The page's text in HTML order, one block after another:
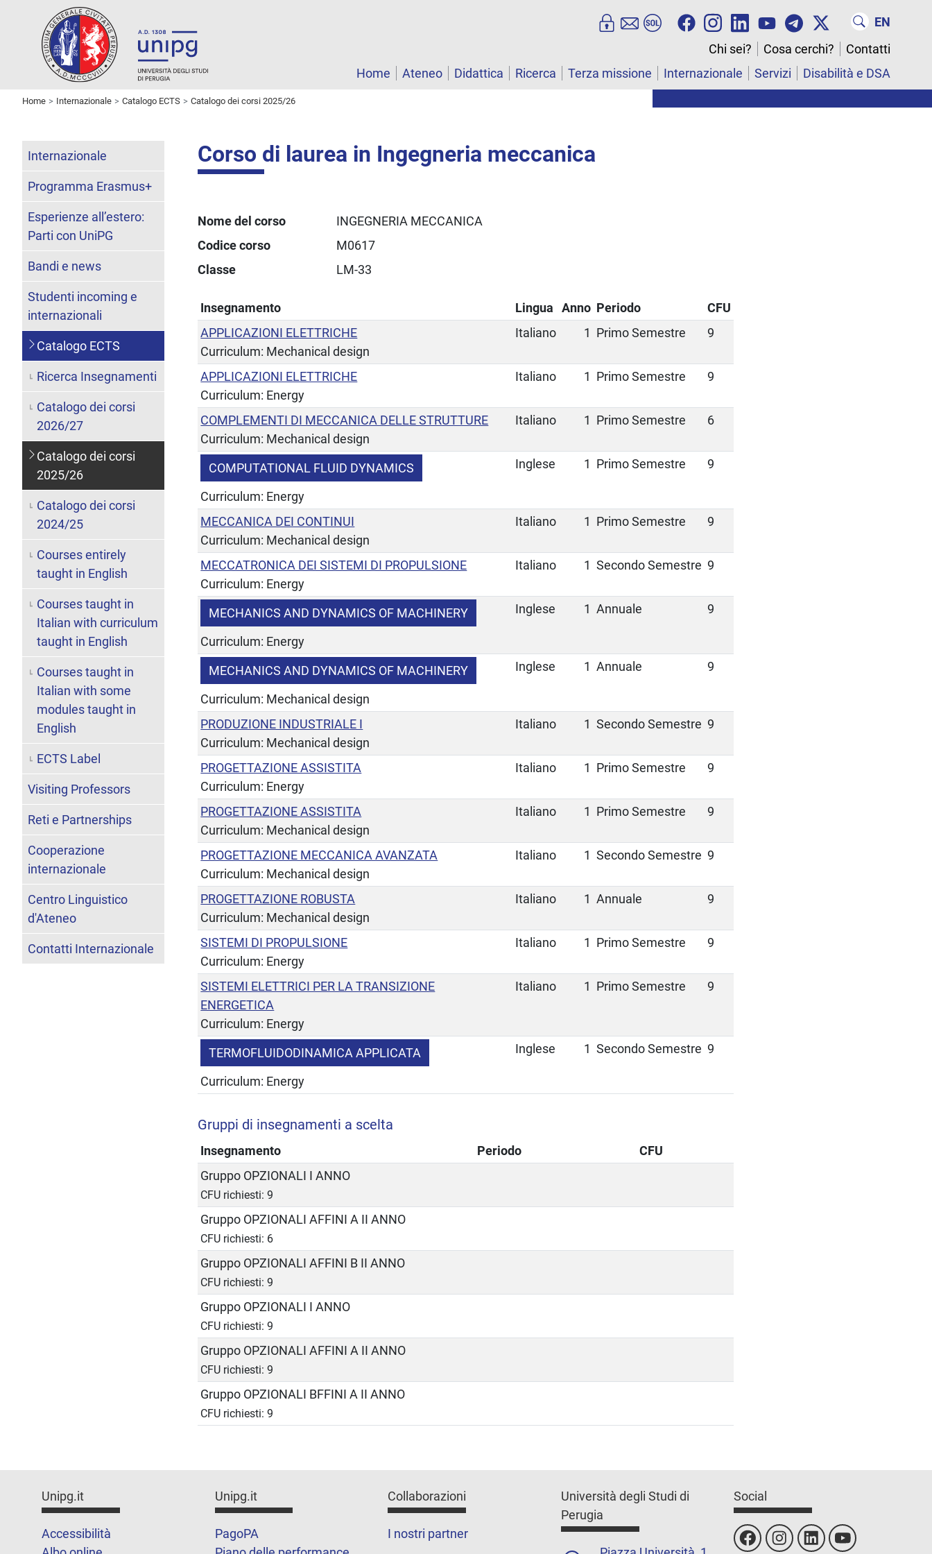
EN
Chi sei?
Cosa cerchi?
Contatti
Home
Ateneo Didattica Ricerca Terza missione Internazionale Servizi Disabilità e DSA
Home Internazionale Catalogo ECTS Catalogo dei corsi 2025/26
Corso di laurea in Ingegneria meccanica
Nome del corso
INGEGNERIA MECCANICA
Codice corso
M0617
Classe
LM-33
Insegnamento Lingua Anno Periodo
CFU
APPLICAZIONI ELETTRICHE
Curriculum: Mechanical design
Italiano 1 Primo Semestre 9
APPLICAZIONI ELETTRICHE
Curriculum: Energy
Italiano 1 Primo Semestre 9
COMPLEMENTI DI MECCANICA DELLE STRUTTURE
Curriculum: Mechanical design
Italiano 1 Primo Semestre 6
COMPUTATIONAL FLUID DYNAMICS
Curriculum: Energy
Inglese 1 Primo Semestre 9
MECCANICA DEI CONTINUI
Curriculum: Mechanical design
Italiano 1 Primo Semestre 9
MECCATRONICA DEI SISTEMI DI PROPULSIONE
Curriculum: Energy
Italiano 1 Secondo Semestre 9
MECHANICS AND DYNAMICS OF MACHINERY
Curriculum: Energy
Inglese 1 Annuale 9
MECHANICS AND DYNAMICS OF MACHINERY
Curriculum: Mechanical design
Inglese 1 Annuale 9
PRODUZIONE INDUSTRIALE I
Curriculum: Mechanical design
Italiano 1 Secondo Semestre 9
PROGETTAZIONE ASSISTITA
Curriculum: Energy
Italiano 1 Primo Semestre 9
PROGETTAZIONE ASSISTITA
Curriculum: Mechanical design
Italiano 1 Primo Semestre 9
PROGETTAZIONE MECCANICA AVANZATA
Curriculum: Mechanical design
Italiano 1 Secondo Semestre 9
PROGETTAZIONE ROBUSTA
Curriculum: Mechanical design
Italiano 1 Annuale 9
SISTEMI DI PROPULSIONE
Curriculum: Energy
Italiano 1 Primo Semestre 9
SISTEMI ELETTRICI PER LA TRANSIZIONE
ENERGETICA
Curriculum: Energy
Italiano 1 Primo Semestre 9
TERMOFLUIDODINAMICA APPLICATA
Curriculum: Energy
Inglese 1 Secondo Semestre 9
Gruppi di insegnamenti a scelta
Insegnamento Periodo
CFU
Gruppo OPZIONALI I ANNO
CFU richiesti: 9
Gruppo OPZIONALI AFFINI A II ANNO
CFU richiesti: 6
Gruppo OPZIONALI AFFINI B II ANNO
CFU richiesti: 9
Gruppo OPZIONALI I ANNO
CFU richiesti: 9
Gruppo OPZIONALI AFFINI A II ANNO
CFU richiesti: 9
Gruppo OPZIONALI BFFINI A II ANNO
CFU richiesti: 9
Internazionale
Programma Erasmus+
Esperienze all’estero:
Parti con UniPG
Bandi e news
Studenti incoming e
internazionali
Catalogo ECTS
Ricerca Insegnamenti
Catalogo dei corsi
2026/27
Catalogo dei corsi
2025/26
Catalogo dei corsi
2024/25
Courses entirely
taught in English
Courses taught in
Italian with curriculum
taught in English
Courses taught in
Italian with some
modules taught in
English
ECTS Label
Visiting Professors
Reti e Partnerships
Cooperazione
internazionale
Centro Linguistico
d'Ateneo
Contatti Internazionale
Unipg.it
Accessibilità
Unipg.it
PagoPA
Collaborazioni
I nostri partner
Università degli Studi di
Perugia
Social